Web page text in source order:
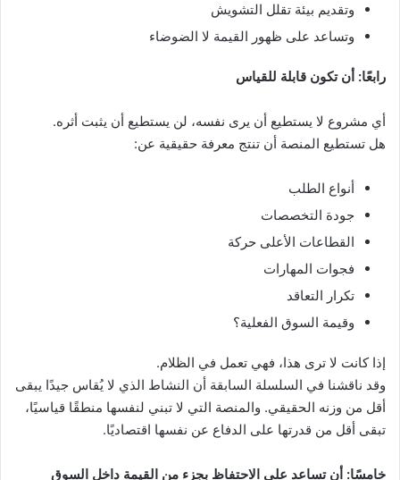
وتقديم بيئة تقلل التشويش
وتساعد على ظهور القيمة لا الضوضاء
رابعًا: أن تكون قابلة للقياس
أي مشروع لا يستطيع أن يرى نفسه، لن يستطيع أن يثبت أثره.
هل تستطيع المنصة أن تنتج معرفة حقيقية عن:
أنواع الطلب
جودة التخصصات
القطاعات الأعلى حركة
فجوات المهارات
تكرار التعاقد
وقيمة السوق الفعلية؟
إذا كانت لا ترى هذا، فهي تعمل في الظلام.
وقد ناقشنا في السلسلة السابقة أن النشاط الذي لا يُقاس جيدًا يبقى
أقل من وزنه الحقيقي. والمنصة التي لا تبني لنفسها منطقًا قياسيًا،
تبقى أقل من قدرتها على الدفاع عن نفسها اقتصاديًا.
خامسًا: أن تساعد على الاحتفاظ بجزء من القيمة داخل السوق